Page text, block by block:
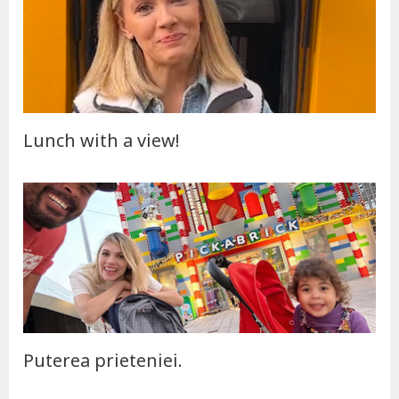
Lunch with a view!
Puterea prieteniei.